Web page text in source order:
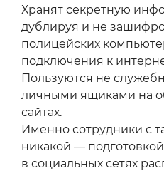
Хранят секретную
дублируя и не
полицейских
подключения к
Пользуются не
личными ящиками на
сайтах.
Именно сотрудники с
никакой —
в социальных сетях